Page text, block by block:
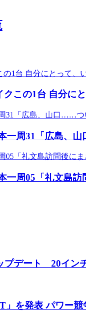
クこの1台 自分に
一周31「広島、
一周05「礼文島訪
プデート 20イン
を発表 パワー